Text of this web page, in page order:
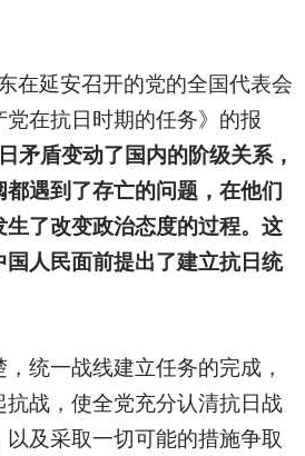
在延安召开的党的全国代表会
在抗日时期的任务》的报
矛盾变动了国内的阶级关系，
遇到了存亡的问题，在他们
了改变政治态度的过程。这
人民面前提出了建立抗日统
统一战线建立任务的完成，
战，使全党充分认清抗日战
及采取一切可能的措施争取